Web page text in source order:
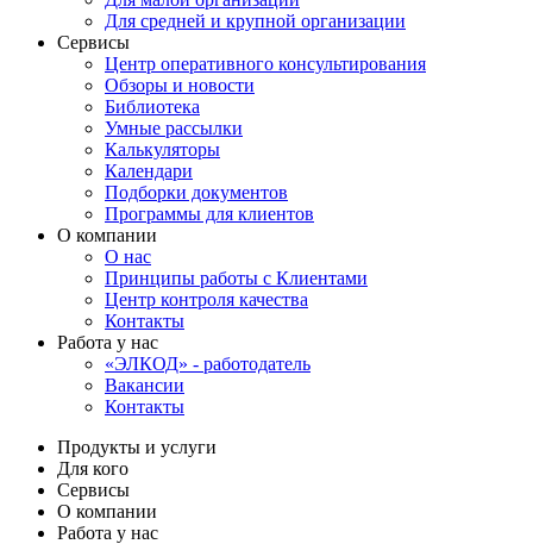
Для средней и крупной организации
Сервисы
Центр оперативного консультирования
Обзоры и новости
Библиотека
Умные рассылки
Калькуляторы
Календари
Подборки документов
Программы для клиентов
О компании
О нас
Принципы работы с Клиентами
Центр контроля качества
Контакты
Работа у нас
«ЭЛКОД» - работодатель
Вакансии
Контакты
Продукты и услуги
Для кого
Сервисы
О компании
Работа у нас